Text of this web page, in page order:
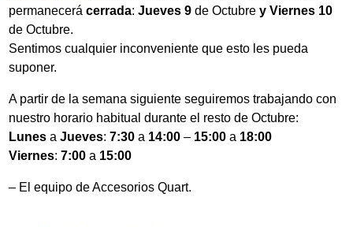
permanecerácerrada: Jueves 9 de Octubrey Viernes 10
de Octubre.
Sentimos cualquier inconveniente que esto les pueda
suponer.
A partir de la semana siguiente seguiremos trabajando con
nuestro horario habitual durante el resto de Octubre:
Lunes aJueves:7:30 a 14:00 – 15:00 a 18:00
Viernes:7:00a 15:00
– El equipo de Accesorios Quart.